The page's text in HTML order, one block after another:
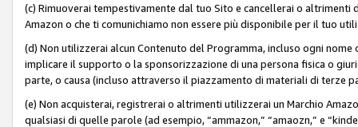
(c) Rimuoverai tempestivamente dal tuo Sito e cancellerai o
Amazon o che ti comunichiamo non essere più disponibile per il tuo
(d) Non utilizzerai alcun Contenuto del Programma, incluso ogni
implicare il supporto o la sponsorizzazione di una persona fisica o
parte, o causa (incluso attraverso il piazzamento di materiali di terze
(e) Non acquisterai, registrerai o altrimenti utilizzerai un Marchio
qualsiasi di quelle parole (ad esempio, “ammazon,” “amaozn,” e